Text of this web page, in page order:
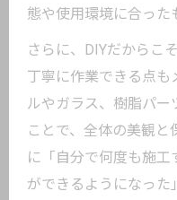
態や使用環境に合った
さらに、DIYだからこ
丁寧に作業できる点も
ルやガラス、樹脂パー
ことで、全体の美観と
に「自分で何度も施
ができるようになった